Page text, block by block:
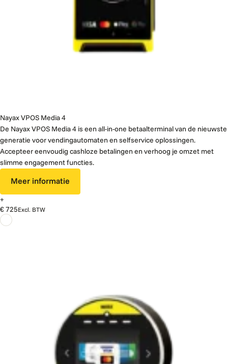
Nayax VPOS Media 4
De Nayax VPOS Media 4 is een all-in-one betaalterminal van de nieuwste
generatie voor vendingautomaten en selfservice oplossingen.
Accepteer eenvoudig cashloze betalingen en verhoog je omzet met
slimme engagement functies.
Meer informatie
+
€ 725Excl. BTW